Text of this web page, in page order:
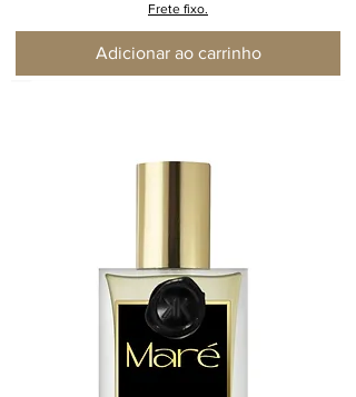
Frete fixo.
Adicionar ao carrinho